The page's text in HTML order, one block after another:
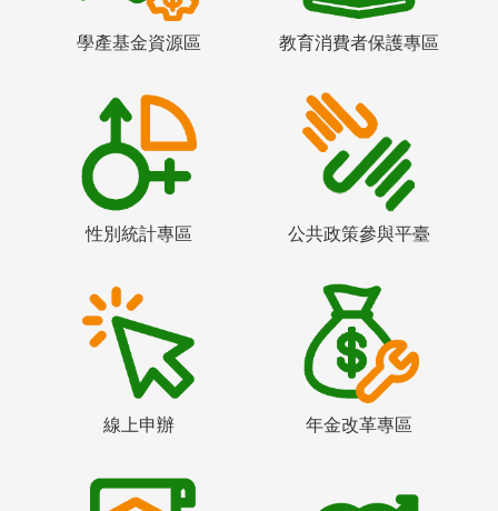
學產基金資源區 教育消費者保護專區
性別統計專區 公共政策參與平臺
線上申辦 年金改革專區